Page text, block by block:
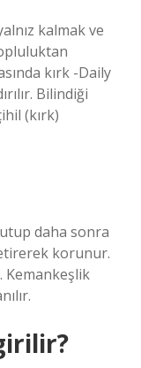
kalmak ve
kırk -Daily
Bilindiği
(kırk)
daha sonra
korunur.